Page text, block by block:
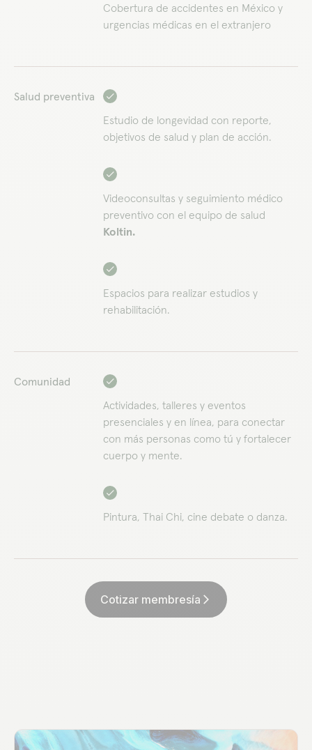
Cobertura de accidentes en México y
urgencias médicas en el extranjero
Salud preventiva
Estudio de longevidad con reporte,
objetivos de salud y plan de acción.
Videoconsultas y seguimiento médico
preventivo con el equipo de salud
Koltin.
Espacios para realizar estudios y
rehabilitación.
Comunidad
Actividades, talleres y eventos
presenciales y en línea, para conectar
con más personas como tú y fortalecer
cuerpo y mente.
Pintura, Thai Chi, cine debate o danza.
Cotizar membresía arrow_forward_ios